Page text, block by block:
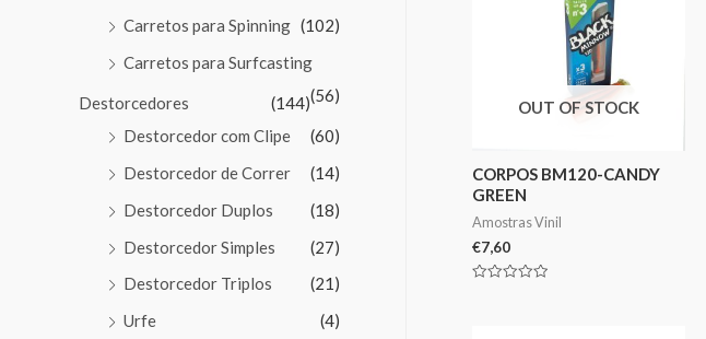
Carretos para Spinning (102)
Carretos para Surfcasting
(56)
Destorcedores
(144)
Destorcedor com Clipe
(60)
Destorcedor de Correr
(14)
Destorcedor Duplos
(18)
Destorcedor Simples
(27)
Destorcedor Triplos
(21)
Urfe
(4)
OUT OF STOCK
CORPOS BM120-CANDY
GREEN
Amostras Vinil
€7,60